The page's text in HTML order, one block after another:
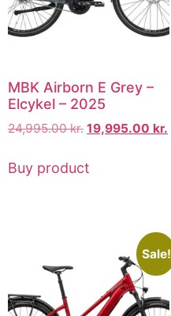
MBK Airborn E Grey –
Elcykel – 2025
24,995.00kr. 19,995.00 kr.
Buy product
Sale!